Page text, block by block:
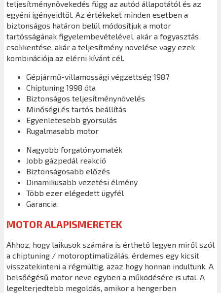
teljesítménynövekedés függ az autód állapotától és az
egyéni igényeidtől. Az értékeket minden esetben a
biztonságos határon belül módosítjuk a motor
tartósságának figyelembevételével, akár a fogyasztás
csökkentése, akár a teljesítmény növelése vagy ezek
kombinációja az elérni kívánt cél.
Gépjármű-villamossági végzettség 1987
Chiptuning 1998 óta
Biztonságos teljesítménynövelés
Minőségi és tartós beállítás
Egyenletesebb gyorsulás
Rugalmasabb motor
Nagyobb forgatónyomaték
Jobb gázpedál reakció
Biztonságosabb előzés
Dinamikusabb vezetési élmény
Több ezer elégedett ügyfél
Garancia
MOTOR ALAPISMERETEK
Ahhoz, hogy laikusok számára is érthető legyen miről szól
a chiptuning / motoroptimalizálás, érdemes egy kicsit
visszatekinteni a régmúltig, azaz hogy honnan indultunk. A
belsőégésű motor neve egyben a működésére is utal. A
legelterjedtebb megoldás, amikor a hengerben